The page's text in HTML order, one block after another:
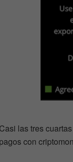
Casi las tres
pagos con